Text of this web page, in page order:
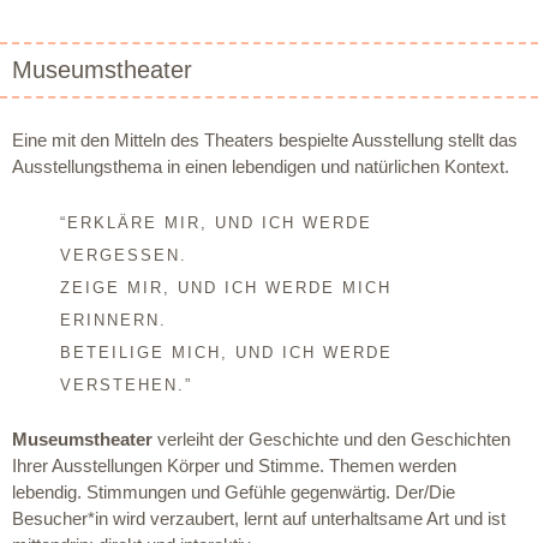
Museumstheater
Eine mit den Mitteln des Theaters bespielte Ausstellung stellt das
Ausstellungsthema in einen lebendigen und natürlichen Kontext.
“ERKLÄRE MIR, UND ICH WERDE
VERGESSEN.
ZEIGE MIR, UND ICH WERDE MICH
ERINNERN.
BETEILIGE MICH, UND ICH WERDE
VERSTEHEN.”
Museumstheater verleiht der Geschichte und den Geschichten
Ihrer Ausstellungen Körper und Stimme. Themen werden
lebendig. Stimmungen und Gefühle gegenwärtig. Der/Die
Besucher*in wird verzaubert, lernt auf unterhaltsame Art und ist